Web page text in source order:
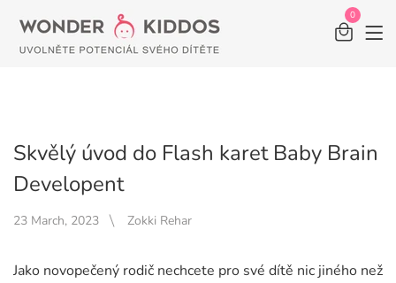
0
Skvělý úvod do Flash karet Baby Brain
Developent
23 March, 2023 Zokki Rehar
Jako novopečený rodič nechcete pro své dítě nic jiného než